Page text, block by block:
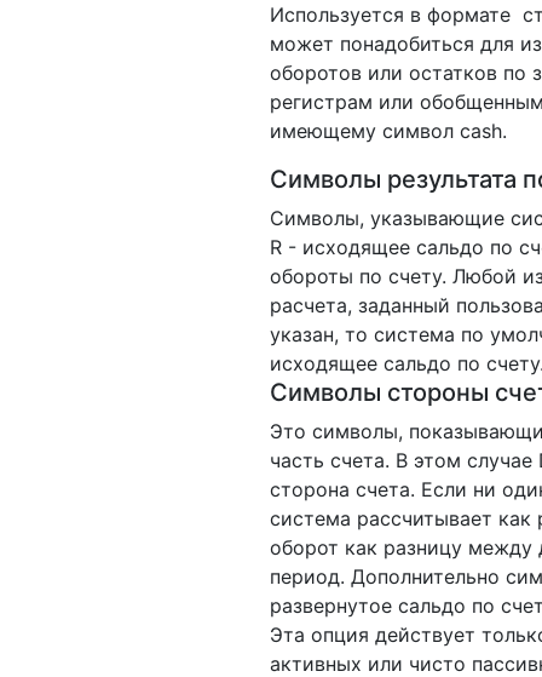
Используется в формате
может понадобиться для
оборотов или остатков по
регистрам или
имеющему символ cash.
Символы результата
Символы, указывающие
R - исходящее сальдо по
обороты по счету. Любой
расчета, заданный
указан, то система по
исходящее сальдо по
Символы стороны
Это символы,
часть счета. В этом
сторона счета. Если ни
система рассчитывает
оборот как разницу
период. Дополнительно
развернутое сальдо по
Эта опция действует
активных или чисто